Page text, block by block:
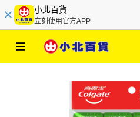
小北百貨
立刻使用官方APP